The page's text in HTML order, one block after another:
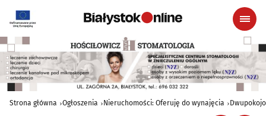
Strona główna Ogłoszenia Nieruchomości: Oferuję do wynajęcia